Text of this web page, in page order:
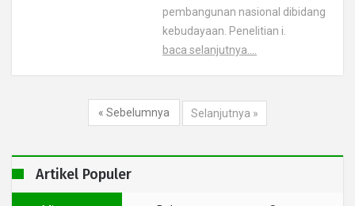
pembangunan nasional dibidang
kebudayaan. Penelitian i.
baca selanjutnya....
« Sebelumnya Selanjutnya »
Artikel Populer